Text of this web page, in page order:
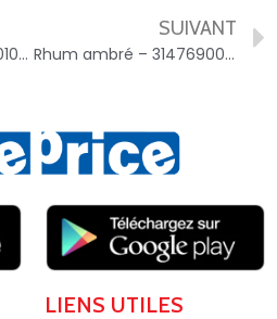
Levrette Cherry – 3760106330018
SUIVANT
Rhum ambré – 3147690070207
LIENS UTILES